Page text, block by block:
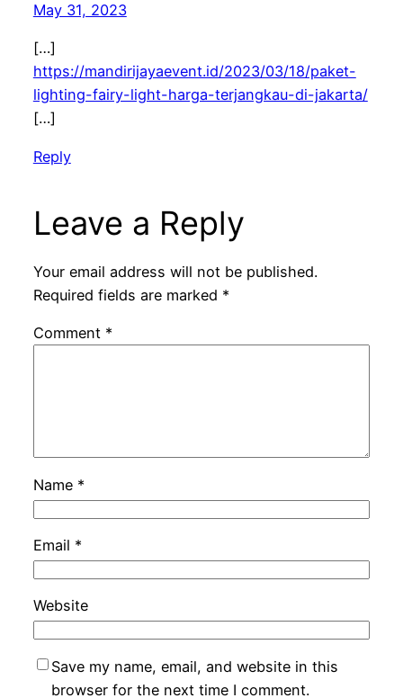
May 31, 2023
[…]
https://mandirijayaevent.id/2023/03/18/paket-
lighting-fairy-light-harga-terjangkau-di-jakarta/
[…]
Reply
Leave a Reply
Your email address will not be published.
Required fields are marked *
Comment *
Name *
Email *
Website
Save my name, email, and website in this
browser for the next time I comment.